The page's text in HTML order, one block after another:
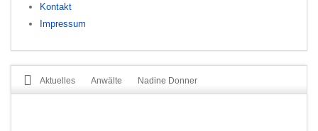
Kontakt
Impressum
Aktuelles Anwälte Nadine Donner